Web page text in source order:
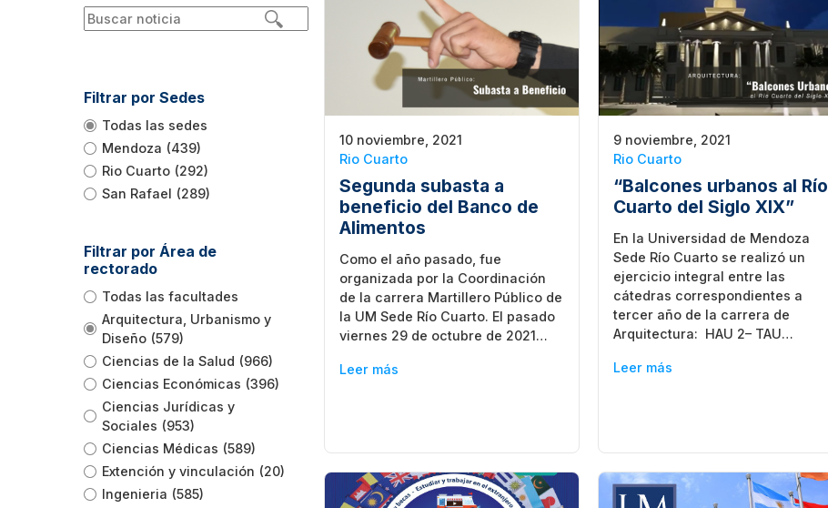
Filtrar por Sedes
Todas las sedes
Mendoza (439)
Rio Cuarto (292)
San Rafael (289)
Filtrar por Área de
rectorado
Todas las facultades
Arquitectura, Urbanismo y
Diseño (579)
Ciencias de la Salud (966)
Ciencias Económicas (396)
Ciencias Jurídicas y
Sociales (953)
Ciencias Médicas (589)
Extención y vinculación (20)
Ingenieria (585)
10 noviembre, 2021
Rio Cuarto
Segunda subasta a
beneficio del Banco de
Alimentos
Como el año pasado, fue
organizada por la Coordinación
de la carrera Martillero Público de
la UM Sede Río Cuarto. El pasado
viernes 29 de octubre de 2021…
Leer más
9 noviembre, 2021
Rio Cuarto
“Balcones urbanos al Río
Cuarto del Siglo XIX”
En la Universidad de Mendoza
Sede Río Cuarto se realizó un
ejercicio integral entre las
cátedras correspondientes a
tercer año de la carrera de
Arquitectura: HAU 2– TAU…
Leer más